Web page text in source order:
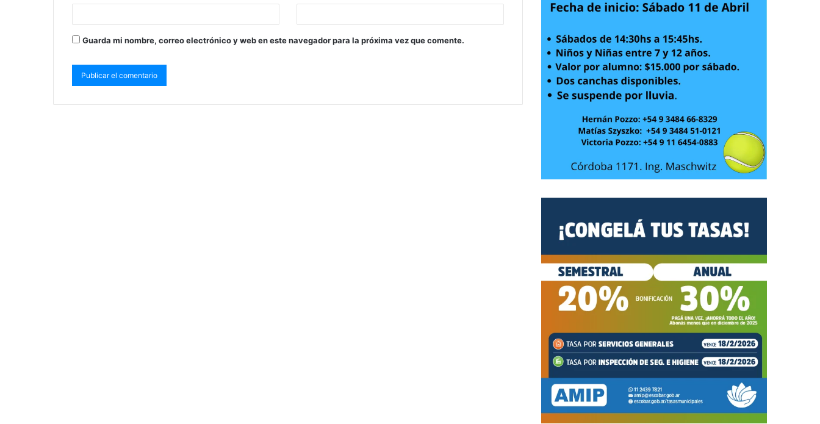
Guarda mi nombre, correo electrónico y web en este navegador para la próxima vez que comente.